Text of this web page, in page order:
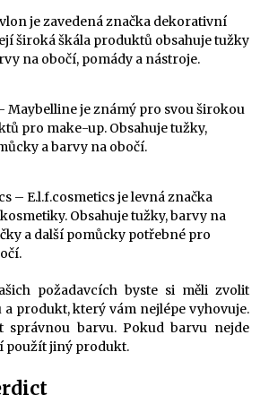
je zavedená značka dekorativní
široká škála produktů obsahuje tužky
na obočí, pomády a nástroje.
Maybelline je známý pro svou širokou
pro make-up. Obsahuje tužky,
a barvy na obočí.
– E.l.f.cosmetics je levná značka
Obsahuje tužky, barvy na
a další pomůcky potřebné pro
požadavcích byste si měli zvolit
produkt, který vám nejlépe vyhovuje.
správnou barvu. Pokud barvu nejde
použít jiný produkt.